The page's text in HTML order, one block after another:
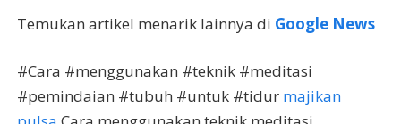
Temukan artikel menarik lainnya di Google News
#Cara #menggunakan #teknik #meditasi
#pemindaian #tubuh #untuk #tidur majikan